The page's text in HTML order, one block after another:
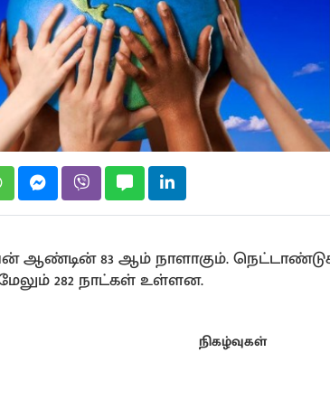
ஆண்டின் 83 ஆம் நாளாகும்.
மேலும் 282 நாட்கள் உள்ளன.
நிகழ்வுகள்